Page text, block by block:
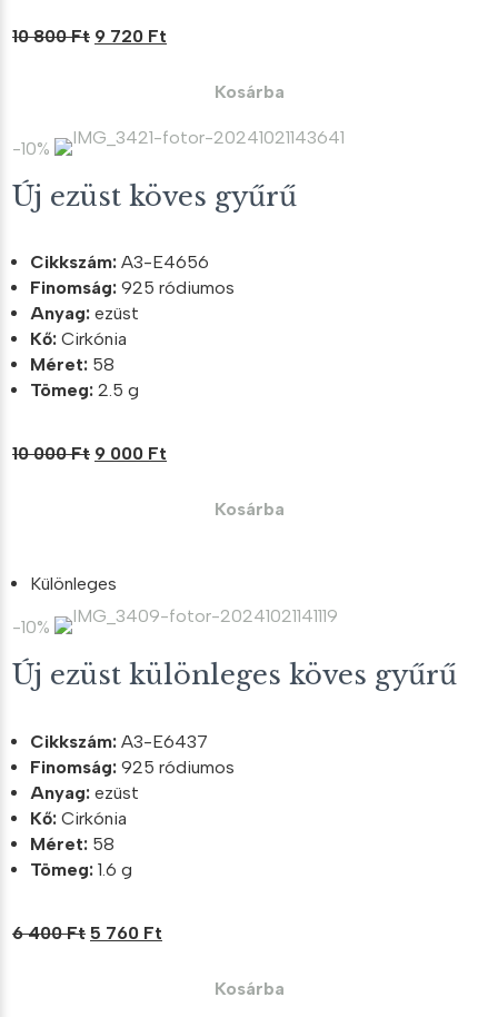
10 800Ft Original
800 Ft.
9 720 Ft
720 Ft.
Kosárba
-10%
Új ezüst köves gyűrű
Cikkszám: A3-E4656
Finomság: 925 ródiumos
Anyag: ezüst
Kő: Cirkónia
Méret: 58
Tömeg: 2.5 g
10 000Ft Original
9 000 Ft
Kosárba
Különleges
-10%
Új ezüst különleges köves gyűrű
Cikkszám: A3-E6437
Finomság: 925 ródiumos
Anyag: ezüst
Kő: Cirkónia
Méret: 58
Tömeg: 1.6 g
6 400Ft Original
5 760 Ft
Kosárba